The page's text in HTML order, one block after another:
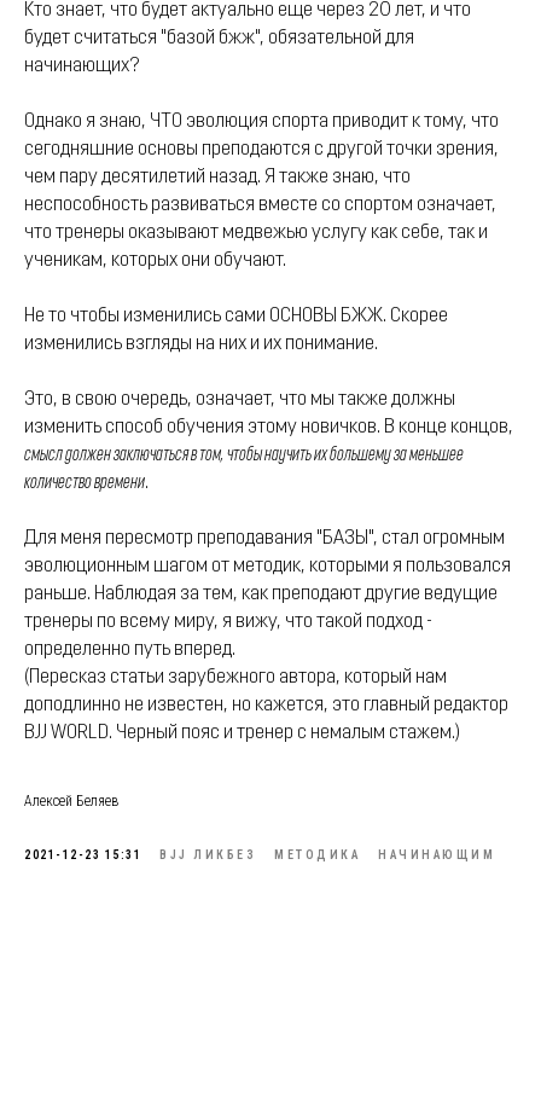
Кто знает, что будет актуально еще через 20 лет, и что
будет считаться "базой бжж", обязательной для
начинающих?
Однако я знаю, ЧТО эволюция спорта приводит к тому, что
сегодняшние основы преподаются с другой точки зрения,
чем пару десятилетий назад. Я также знаю, что
неспособность развиваться вместе со спортом означает,
что тренеры оказывают медвежью услугу как себе, так и
ученикам, которых они обучают.
Не то чтобы изменились сами ОСНОВЫ БЖЖ. Скорее
изменились взгляды на них и их понимание.
Это, в свою очередь, означает, что мы также должны
изменить способ обучения этому новичков. В конце концов,
смысл должен заключаться в том, чтобы научить их большему за меньшее
количество времени.
Для меня пересмотр преподавания "БАЗЫ", стал огромным
эволюционным шагом от методик, которыми я пользовался
раньше. Наблюдая за тем, как преподают другие ведущие
тренеры по всему миру, я вижу, что такой подход -
определенно путь вперед.
(Пересказ статьи зарубежного автора, который нам
доподлинно не известен, но кажется, это главный редактор
BJJ WORLD. Черный пояс и тренер с немалым стажем.)
Алексей Беляев
2021-12-23 15:31 BJJ ЛИКБЕЗ МЕТОДИКА НАЧИНАЮЩИМ